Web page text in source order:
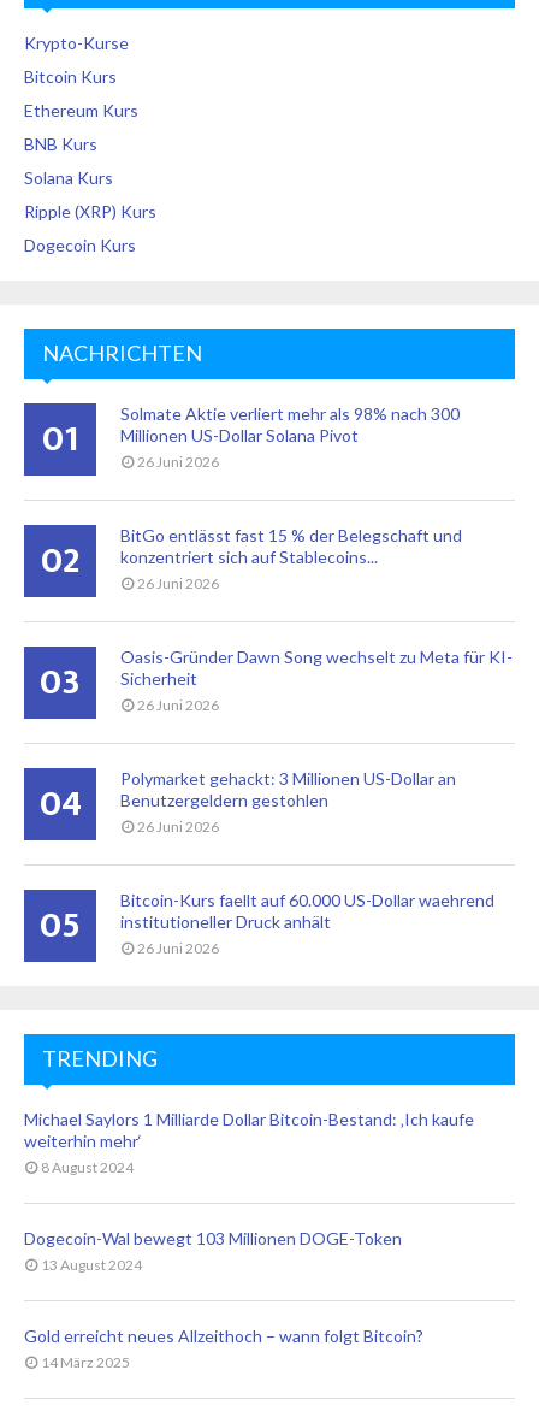
Krypto-Kurse
Bitcoin Kurs
Ethereum Kurs
BNB Kurs
Solana Kurs
Ripple (XRP) Kurs
Dogecoin Kurs
NACHRICHTEN
01
Solmate Aktie verliert mehr als 98% nach 300
Millionen US-Dollar Solana Pivot
26 Juni 2026
02
BitGo entlässt fast 15 % der Belegschaft und
konzentriert sich auf Stablecoins...
26 Juni 2026
03
Oasis-Gründer Dawn Song wechselt zu Meta für KI-
Sicherheit
26 Juni 2026
04
Polymarket gehackt: 3 Millionen US-Dollar an
Benutzergeldern gestohlen
26 Juni 2026
05
Bitcoin-Kurs faellt auf 60.000 US-Dollar waehrend
institutioneller Druck anhält
26 Juni 2026
TRENDING
Michael Saylors 1 Milliarde Dollar Bitcoin-Bestand: ‚Ich kaufe
weiterhin mehr‘
8 August 2024
Dogecoin-Wal bewegt 103 Millionen DOGE-Token
13 August 2024
Gold erreicht neues Allzeithoch – wann folgt Bitcoin?
14 März 2025